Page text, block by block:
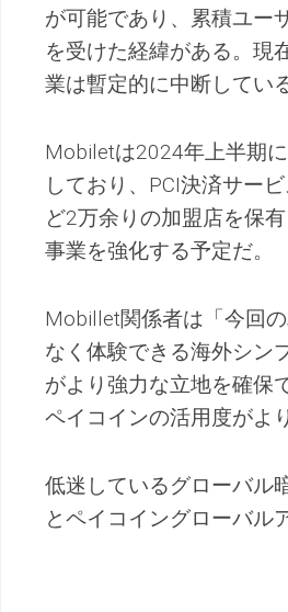
が可能であり、累積ユー
を受けた経緯がある。現
業は暫定的に中断してい
Mobiletは2024年上半期
しており、PCI決済サー
ど2万余りの加盟店を保
事業を強化する予定だ。
Mobillet関係者は「今回
なく体験できる海外シン
がより強力な立地を確保
ペイコインの活用度がよ
低迷しているグローバル
とペイコイングローバル